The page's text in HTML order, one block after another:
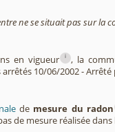
ne se situait pas sur la
en vigueur i , la
10/06/2002 - Arrêté
de mesure du radon
de mesure réalisée